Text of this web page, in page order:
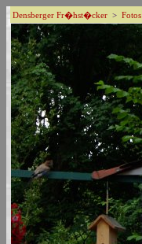
Densberger Fr�hst�cker > Fotos